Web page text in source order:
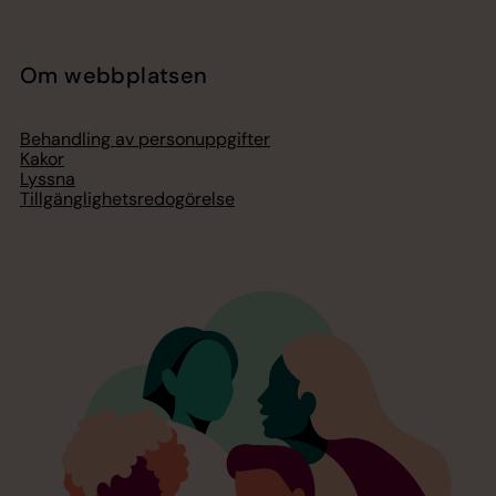
Om webbplatsen
Behandling av personuppgifter
Kakor
Lyssna
Tillgänglighetsredogörelse